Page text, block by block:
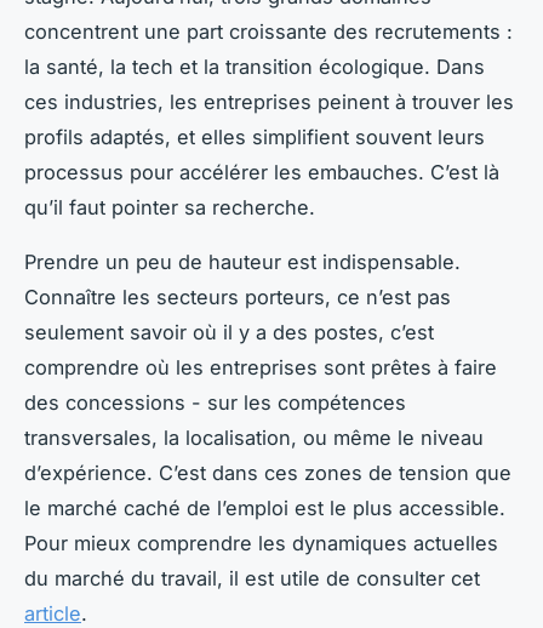
concentrent une part croissante des recrutements :
la santé, la tech et la transition écologique. Dans
ces industries, les entreprises peinent à trouver les
profils adaptés, et elles simplifient souvent leurs
processus pour accélérer les embauches. C’est là
qu’il faut pointer sa recherche.
Prendre un peu de hauteur est indispensable.
Connaître les secteurs porteurs, ce n’est pas
seulement savoir où il y a des postes, c’est
comprendre où les entreprises sont prêtes à faire
des concessions - sur les compétences
transversales, la localisation, ou même le niveau
d’expérience. C’est dans ces zones de tension que
le marché caché de l’emploi est le plus accessible.
Pour mieux comprendre les dynamiques actuelles
du marché du travail, il est utile de consulter cet
article.